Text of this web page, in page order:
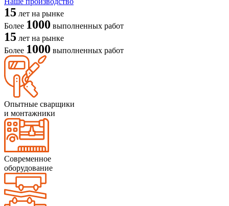
15 лет на рынке
Более 1000 выполненных работ
15 лет на рынке
Более 1000 выполненных работ
Опытные сварщики
и монтажники
Современное
оборудование